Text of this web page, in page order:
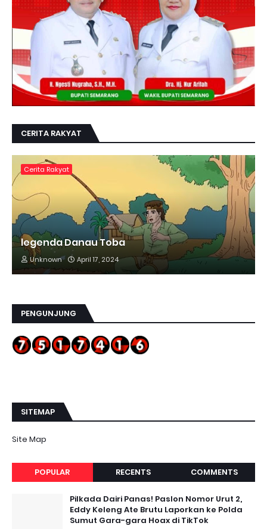
CERITA RAKYAT
Cerita Rakyat
legenda Danau Toba
Unknown April 17, 2024
PENGUNJUNG
SITEMAP
Site Map
POPULAR RECENTS COMMENTS
Pilkada Dairi Panas! Paslon Nomor Urut 2,
Eddy Keleng Ate Brutu Laporkan ke Polda
Sumut Gara-gara Hoax di TikTok